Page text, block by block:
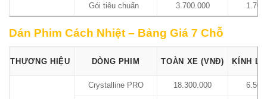
Gói tiêu chuẩn 3.700.000
Dán Phim Cách Nhiệt – Bảng Giá 7 Chỗ
THƯƠNG HIỆU DÒNG PHIM TOÀN XE (VNĐ) KÍNH
Crystalline PRO 18.300.000